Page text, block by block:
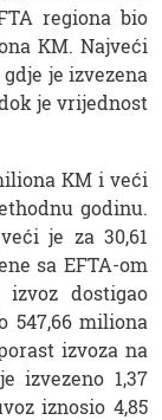
regiona bio
KM. Najveći
je izvezena
je vrijednost
KM i veći
godinu.
je za 30,61
sa EFTA-om
dostigao
547,66 miliona
izvoza na
izvezeno 1,37
iznosio 4,85